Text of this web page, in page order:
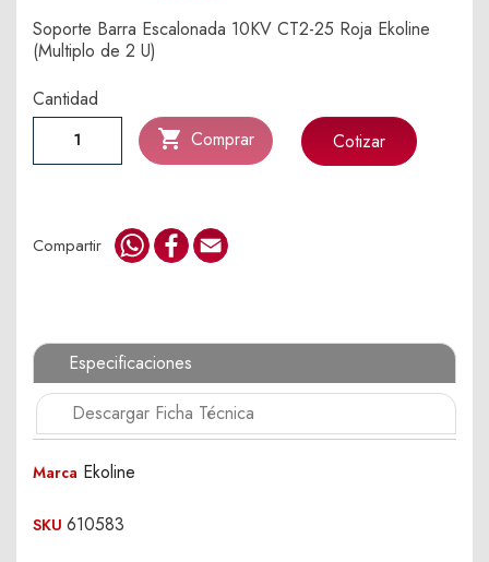
Soporte Barra Escalonada 10KV CT2-25 Roja Ekoline
(Multiplo de 2 U)
Cantidad
 Comprar Cotizar
Compartir WhatsApp
Facebook
Especificaciones
Descargar Ficha Técnica
Marca Ekoline
SKU 610583